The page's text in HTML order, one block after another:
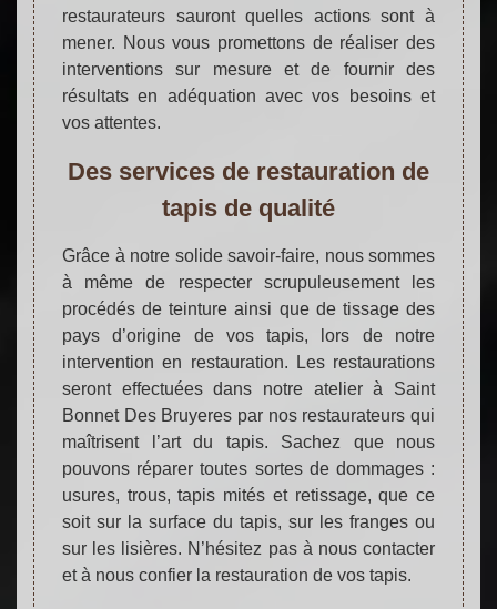
restaurateurs sauront quelles actions sont à
mener. Nous vous promettons de réaliser des
interventions sur mesure et de fournir des
résultats en adéquation avec vos besoins et
vos attentes.
Des services de restauration de
tapis de qualité
Grâce à notre solide savoir-faire, nous sommes
à même de respecter scrupuleusement les
procédés de teinture ainsi que de tissage des
pays d’origine de vos tapis, lors de notre
intervention en restauration. Les restaurations
seront effectuées dans notre atelier à Saint
Bonnet Des Bruyeres par nos restaurateurs qui
maîtrisent l’art du tapis. Sachez que nous
pouvons réparer toutes sortes de dommages :
usures, trous, tapis mités et retissage, que ce
soit sur la surface du tapis, sur les franges ou
sur les lisières. N’hésitez pas à nous contacter
et à nous confier la restauration de vos tapis.